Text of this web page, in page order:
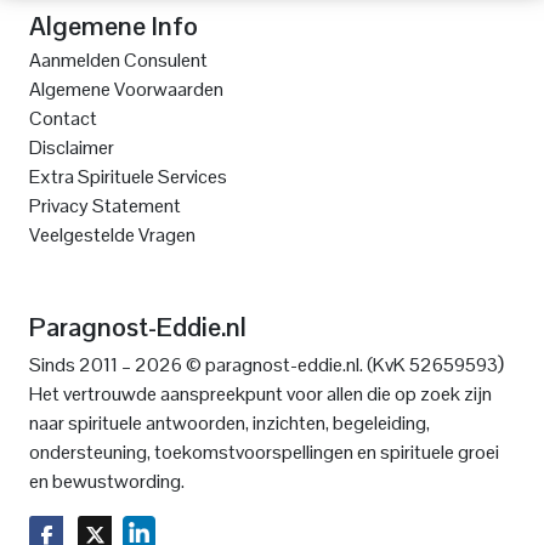
Algemene Info
Aanmelden Consulent
Algemene Voorwaarden
Contact
Disclaimer
Extra Spirituele Services
Privacy Statement
Veelgestelde Vragen
Paragnost-Eddie.nl
Sinds 2011 – 2026 © paragnost-eddie.nl. (KvK 52659593)
Het vertrouwde aanspreekpunt voor allen die op zoek zijn
naar spirituele antwoorden, inzichten, begeleiding,
ondersteuning, toekomstvoorspellingen en spirituele groei
en bewustwording.